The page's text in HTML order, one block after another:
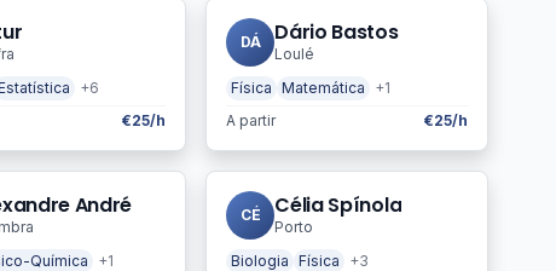
+6
€25/h
DÁ Dário Bastos
Loulé
Física
Matemática
+1
A partir
€25/h
André
Química
+1
CÉ Célia Spínola
Porto
Biologia
Física
+3